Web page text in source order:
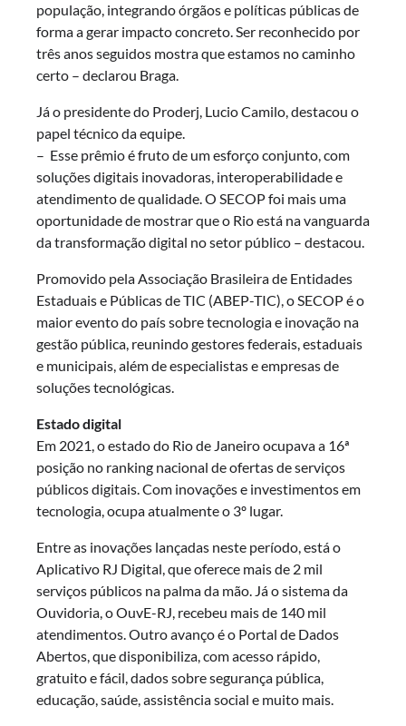
população, integrando órgãos e políticas públicas de
forma a gerar impacto concreto. Ser reconhecido por
três anos seguidos mostra que estamos no caminho
certo – declarou Braga.
Já o presidente do Proderj, Lucio Camilo, destacou o
papel técnico da equipe.
– Esse prêmio é fruto de um esforço conjunto, com
soluções digitais inovadoras, interoperabilidade e
atendimento de qualidade. O SECOP foi mais uma
oportunidade de mostrar que o Rio está na vanguarda
da transformação digital no setor público – destacou.
Promovido pela Associação Brasileira de Entidades
Estaduais e Públicas de TIC (ABEP-TIC), o SECOP é o
maior evento do país sobre tecnologia e inovação na
gestão pública, reunindo gestores federais, estaduais
e municipais, além de especialistas e empresas de
soluções tecnológicas.
Estado digital
Em 2021, o estado do Rio de Janeiro ocupava a 16ª
posição no ranking nacional de ofertas de serviços
públicos digitais. Com inovações e investimentos em
tecnologia, ocupa atualmente o 3º lugar.
Entre as inovações lançadas neste período, está o
Aplicativo RJ Digital, que oferece mais de 2 mil
serviços públicos na palma da mão. Já o sistema da
Ouvidoria, o OuvE-RJ, recebeu mais de 140 mil
atendimentos. Outro avanço é o Portal de Dados
Abertos, que disponibiliza, com acesso rápido,
gratuito e fácil, dados sobre segurança pública,
educação, saúde, assistência social e muito mais.